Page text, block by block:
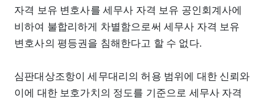
자격 보유 변호사를 세무사 자격 보유 공인회계사에
비하여 불합리하게 차별함으로써 세무사 자격 보유
변호사의 평등권을 침해한다고 할 수 없다.
심판대상조항이 세무대리의 허용 범위에 대한 신뢰와
이에 대한 보호가치의 정도를 기준으로 세무사 자격